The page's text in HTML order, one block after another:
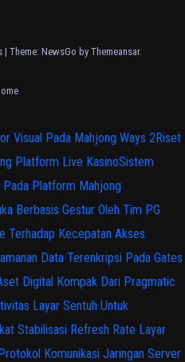
| Theme: NewsGo by Themeansar.
Visual Pada Mahjong Ways 2Riset
Platform Live KasinoSistem
Platform Mahjong
Berbasis Gestur Oleh Tim PG
Terhadap Kecepatan Akses
Data Terenkripsi Pada Gates
Digital Kompak Dari Pragmatic
Layar Sentuh Untuk
Stabilisasi Refresh Rate Layar
Komunikasi Jaringan Server